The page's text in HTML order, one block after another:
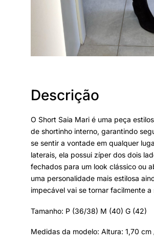
Descrição
O Short Saia Mari é uma peça
de shortinho interno, garantindo
se sentir a vontade em qualquer
laterais, ela possui zíper dos dois
fechados para um look clássico ou
uma personalidade mais estilosa
impecável vai se tornar facilmente a
Tamanho: P (36/38) M (40) G (42)
Medidas da modelo: Altura: 1,70